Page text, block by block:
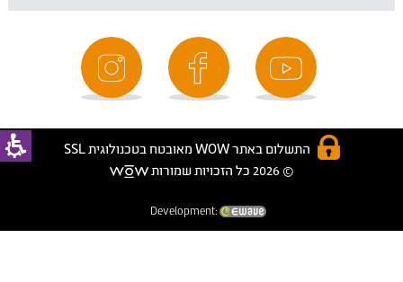
התשלום באתר WOW מאובטח בטכנולוגית SSL
© 2026 כל הזכויות שמורות
Development: